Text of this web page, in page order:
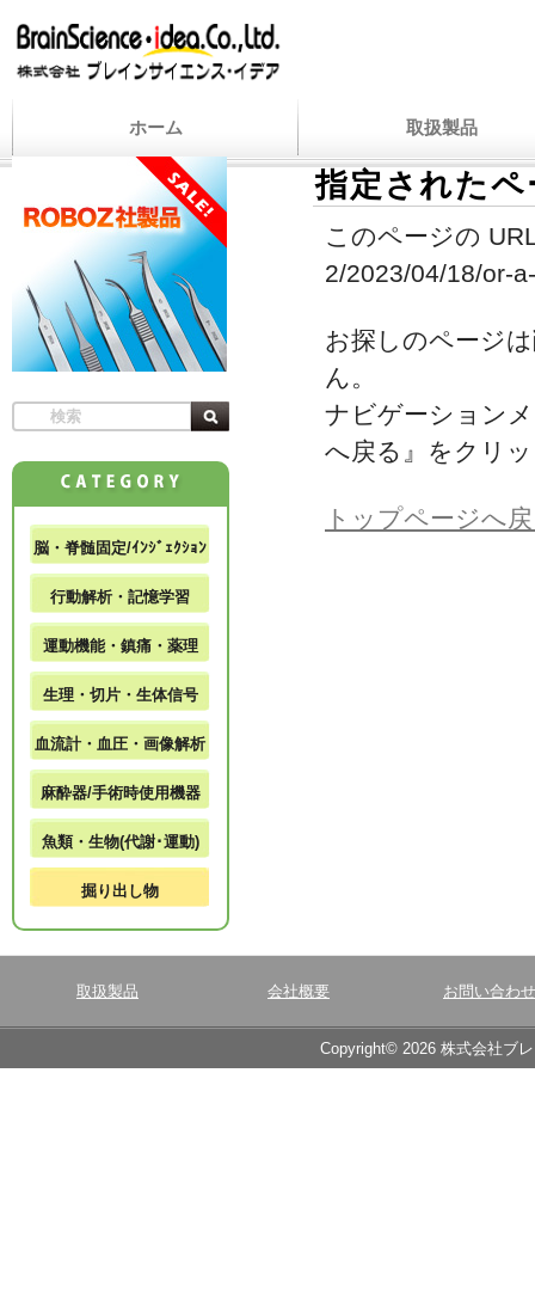
ホーム 取扱製品
指定された
このページの
2/2023/04/18/or-
お探しのページ
ん。
ナビゲーション
へ戻る』をクリ
トップページへ
脳・脊髄固定/ｲﾝｼﾞｪｸｼｮﾝ
行動解析・記憶学習
運動機能・鎮痛・薬理
生理・切片・生体信号
血流計・血圧・画像解析
麻酔器/手術時使用機器
魚類・生物(代謝･運動)
掘り出し物
取扱製品 会社概要 お問い合わせ
Copyright© 2026 株式会社ブ